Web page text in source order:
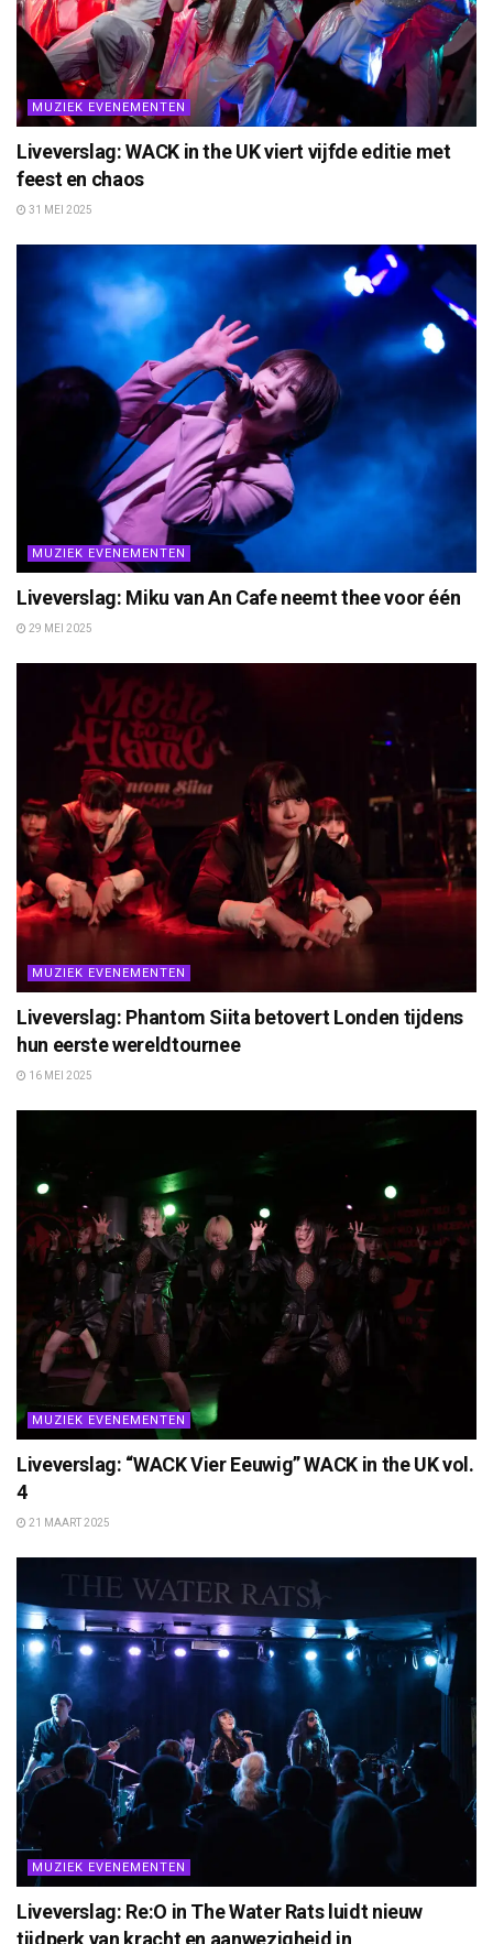
MUZIEK EVENEMENTEN
Liveverslag: WACK in the UK viert vijfde editie met
feest en chaos
31 MEI 2025
MUZIEK EVENEMENTEN
Liveverslag: Miku van An Cafe neemt thee voor één
29 MEI 2025
MUZIEK EVENEMENTEN
Liveverslag: Phantom Siita betovert Londen tijdens
hun eerste wereldtournee
16 MEI 2025
MUZIEK EVENEMENTEN
Liveverslag: “WACK Vier Eeuwig” WACK in the UK vol.
4
21 MAART 2025
MUZIEK EVENEMENTEN
Liveverslag: Re:O in The Water Rats luidt nieuw
tijdperk van kracht en aanwezigheid in